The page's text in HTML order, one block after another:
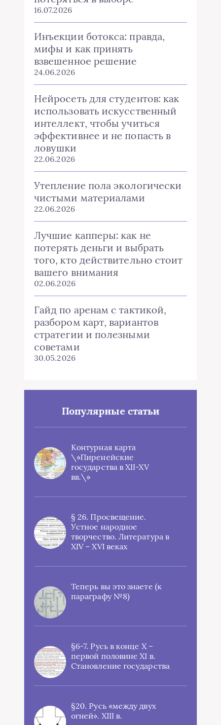
16.07.2026
Инъекции ботокса: правда,
мифы и как принять
взвешенное решение
24.06.2026
Нейросеть для студентов: как
использовать искусственный
интеллект, чтобы учиться
эффективнее и не попасть в
ловушки
22.06.2026
Утепление пола экологически
чистыми материалами
22.06.2026
Лучшие капперы: как не
потерять деньги и выбрать
того, кто действительно стоит
вашего внимания
02.06.2026
Гайд по аренам с тактикой,
разбором карт, вариантов
стратегии и полезными
советами
30.05.2026
Популярные статьи
Контурная карта
\»Пиренейские
государства в XII-XV
вв.\»
§ 26. Просвещение.
Устное народное
творчество. Литература в
XIV – XVI веках
Теперь вы это знаете (к
параграфу №8)
§6-7. Русь в конце X –
первой половине XI в.
Становление государства
§20. Русь «между двух
огней». XIII в.